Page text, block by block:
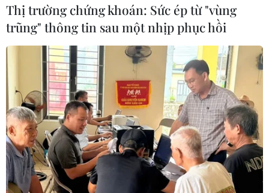
Thị trường chứng khoán: Sức ép từ "vùng
trũng" thông tin sau một nhịp phục hồi